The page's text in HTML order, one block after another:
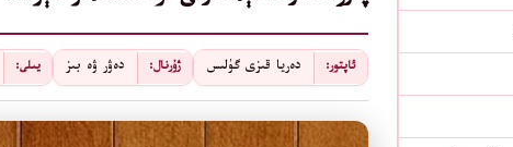
ئاپتور: دەريا قىزى گۈلىس ژۇرنال: دەۋر ۋە بىز يىلى: